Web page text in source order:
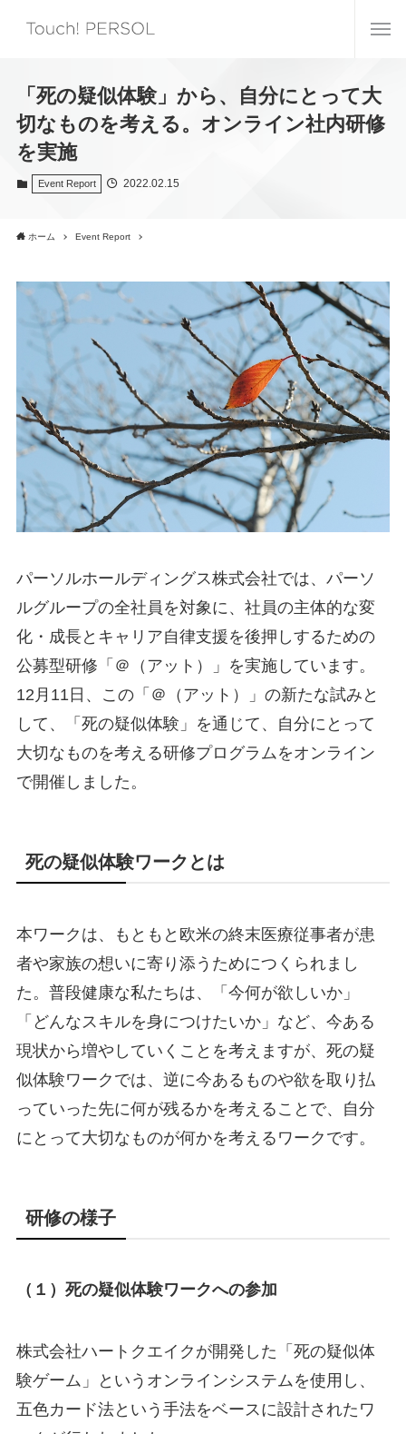
「死の疑似体験」から、自分にとって大
切なものを考える。オンライン社内研修
を実施
Event Report 2022.02.15
ホーム Event Report
パーソルホールディングス株式会社では、パーソ
ルグループの全社員を対象に、社員の主体的な変
化・成長とキャリア自律支援を後押しするための
公募型研修「＠（アット）」を実施しています。
12月11日、この「＠（アット）」の新たな試みと
して、「死の疑似体験」を通じて、自分にとって
大切なものを考える研修プログラムをオンライン
で開催しました。
死の疑似体験ワークとは
本ワークは、もともと欧米の終末医療従事者が患
者や家族の想いに寄り添うためにつくられまし
た。普段健康な私たちは、「今何が欲しいか」
「どんなスキルを身につけたいか」など、今ある
現状から増やしていくことを考えますが、死の疑
似体験ワークでは、逆に今あるものや欲を取り払
っていった先に何が残るかを考えることで、自分
にとって大切なものが何かを考えるワークです。
研修の様子
（１）死の疑似体験ワークへの参加
株式会社ハートクエイクが開発した「死の疑似体
験ゲーム」というオンラインシステムを使用し、
五色カード法という手法をベースに設計されたワ